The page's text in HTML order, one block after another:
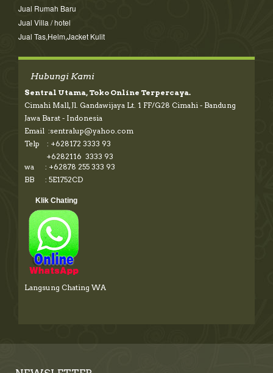
Jual Rumah Baru
Jual Villa / hotel
Jual Tas,Helm,Jacket Kulit
Hubungi Kami
Sentral Utama, Toko Online Terpercaya.
Cimahi Mall, Jl. Gandawijaya Lt. 1 FF/G28 Cimahi - Bandung
Jawa Barat - Indonesia
Email :sentralup@yahoo.com
Telp : +628172 3333 93
+6282116 3333 93
wa : +62878 255 333 93
BB : 5E1752CD
Klik Chating
Langsung Chating WA